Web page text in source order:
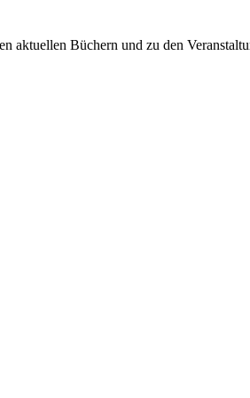
aktuellen Büchern und zu den